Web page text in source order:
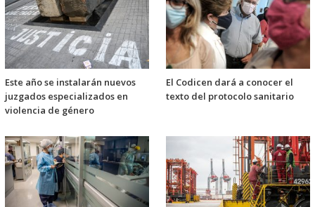
Este año se instalarán nuevos
juzgados especializados en
violencia de género
El Codicen dará a conocer el
texto del protocolo sanitario